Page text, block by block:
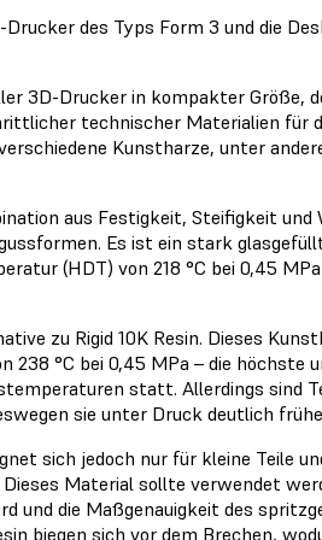
des Typs Form 3 und die
3D-Drucker in kompakter Größe,
technischer Materialien für
Kunstharze, unter
aus Festigkeit, Steifigkeit und
Es ist ein stark
(HDT) von 218 °C bei 0,45
zu Rigid 10K Resin. Dieses
°C bei 0,45 MPa – die höchste
statt. Allerdings sind
sie unter Druck deutlich
sich jedoch nur für kleine Teile
Material sollte verwendet
und die Maßgenauigkeit des
biegen sich vor dem Brechen,